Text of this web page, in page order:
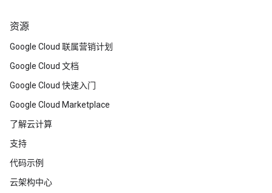
资源
Google Cloud 联属营销计划
Google Cloud 文档
Google Cloud 快速入门
Google Cloud Marketplace
了解云计算
支持
代码示例
云架构中心